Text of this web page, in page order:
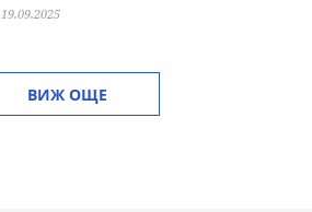
19.09.2025
ВИЖ ОЩЕ